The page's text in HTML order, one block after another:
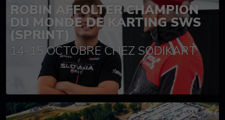
ROBIN AFFOLTER CHAMPION
DU MONDE DE KARTING SWS
(SPRINT)
14-15 OCTOBRE CHEZ SODIKART